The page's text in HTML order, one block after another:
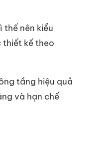
nên kiểu
thiết kế theo
tầng hiệu quả
và hạn chế